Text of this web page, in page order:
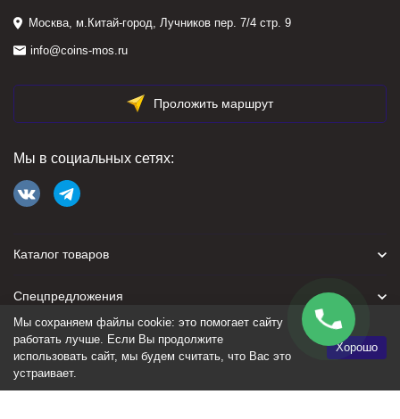
Москва, м.Китай-город, Лучников пер. 7/4 стр. 9
info@coins-mos.ru
Проложить маршрут
Мы в социальных сетях:
Каталог товаров
Спецпредложения
Для покупателя
Политика персональных данных
Мы сохраняем файлы cookie: это помогает сайту
работать лучше. Если Вы продолжите
использовать сайт, мы будем считать, что Вас это
устраивает.
Хорошо